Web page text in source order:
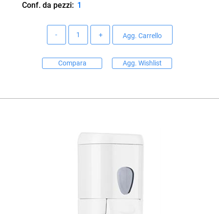
Conf. da pezzi: 1
Agg. Carrello
Compara Agg. Wishlist